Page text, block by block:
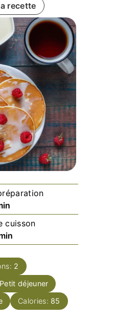
recette
cuisson
2
Petit déjeuner
Calories: 85